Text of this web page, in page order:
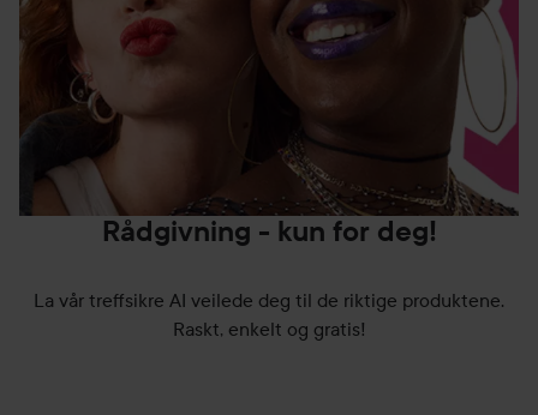
Rådgivning - kun for deg!
La vår treffsikre AI veilede deg til de riktige produktene.
Raskt, enkelt og gratis!